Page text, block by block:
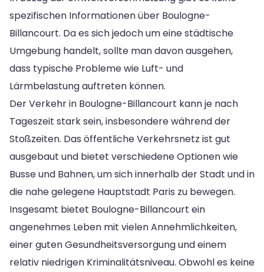
spezifischen Informationen über Boulogne-
Billancourt. Da es sich jedoch um eine städtische
Umgebung handelt, sollte man davon ausgehen,
dass typische Probleme wie Luft- und
Lärmbelastung auftreten können.
Der Verkehr in Boulogne-Billancourt kann je nach
Tageszeit stark sein, insbesondere während der
Stoßzeiten. Das öffentliche Verkehrsnetz ist gut
ausgebaut und bietet verschiedene Optionen wie
Busse und Bahnen, um sich innerhalb der Stadt und in
die nahe gelegene Hauptstadt Paris zu bewegen.
Insgesamt bietet Boulogne-Billancourt ein
angenehmes Leben mit vielen Annehmlichkeiten,
einer guten Gesundheitsversorgung und einem
relativ niedrigen Kriminalitätsniveau. Obwohl es keine